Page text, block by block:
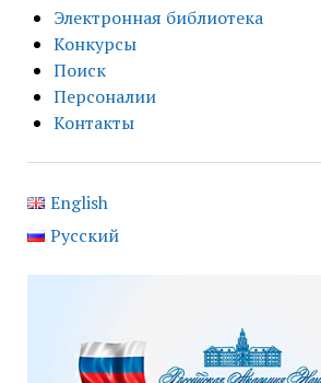
Электронная библиотека
Конкурсы
Поиск
Персоналии
Контакты
English
Русский